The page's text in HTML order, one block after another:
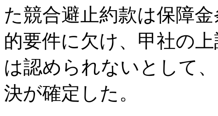
た競合避止約款は保障
的要件に欠け、甲社の
は認められないとして
決が確定した。